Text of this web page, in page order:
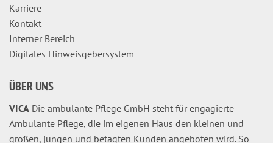
Karriere
Kontakt
Interner Bereich
Digitales Hinweisgebersystem
ÜBER UNS
VICA Die ambulante Pflege GmbH steht für engagierte
Ambulante Pflege, die im eigenen Haus den kleinen und
großen, jungen und betagten Kunden angeboten wird. So